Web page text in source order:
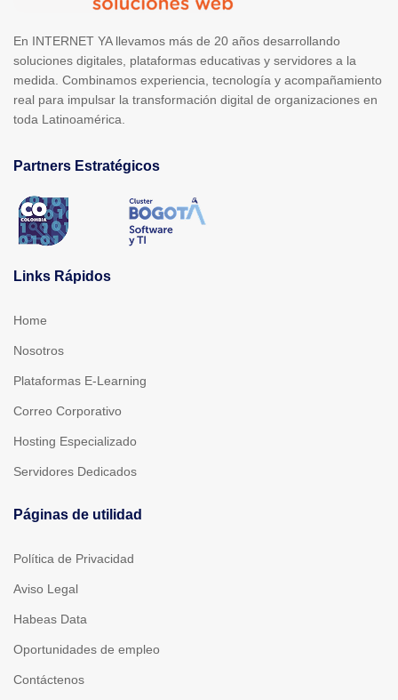
En INTERNET YA llevamos más de 20 años desarrollando
soluciones digitales, plataformas educativas y servidores a la
medida. Combinamos experiencia, tecnología y acompañamiento
real para impulsar la transformación digital de organizaciones en
toda Latinoamérica.
Partners Estratégicos
Links Rápidos
Home
Nosotros
Plataformas E-Learning
Correo Corporativo
Hosting Especializado
Servidores Dedicados
Páginas de utilidad
Política de Privacidad
Aviso Legal
Habeas Data
Oportunidades de empleo
Contáctenos